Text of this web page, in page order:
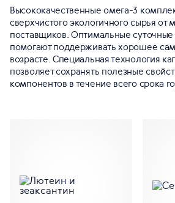
Высококачественные омега-3
сверхчистого экологичного сырья от
поставщиков. Оптимальные суточные
помогают поддерживать хорошее
возрасте. Специальная технология
позволяет сохранять полезные
компонентов в течение всего срока